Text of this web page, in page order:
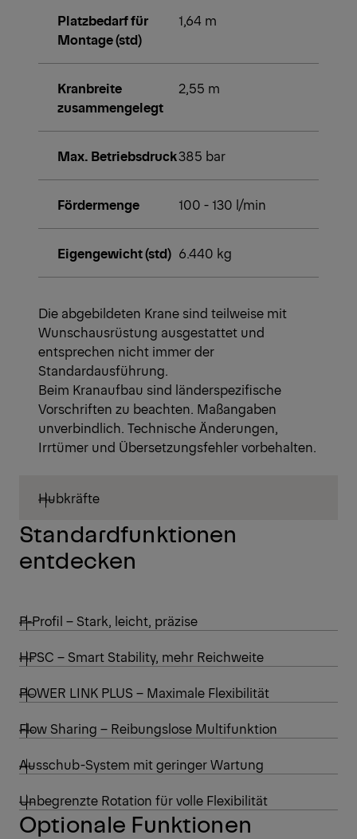
Platzbedarf für
Montage (std)
1,64 m
Kranbreite
zusammengelegt
2,55 m
Max. Betriebsdruck385 bar
Fördermenge 100 - 130 l/min
Eigengewicht (std) 6.440 kg
Die abgebildeten Krane sind teilweise mit
Wunschausrüstung ausgestattet und
entsprechen nicht immer der
Standardausführung.
Beim Kranaufbau sind länderspezifische
Vorschriften zu beachten. Maßangaben
unverbindlich. Technische Änderungen,
Irrtümer und Übersetzungsfehler vorbehalten.
Hubkräfte
Standardfunktionen
entdecken
P-Profil – Stark, leicht, präzise
HPSC – Smart Stability, mehr Reichweite
POWER LINK PLUS – Maximale Flexibilität
Flow Sharing – Reibungslose Multifunktion
Ausschub-System mit geringer Wartung
Unbegrenzte Rotation für volle Flexibilität
Optionale Funktionen